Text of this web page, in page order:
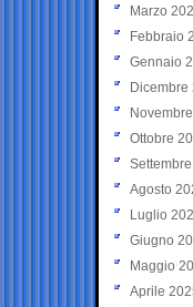
Marzo
Febbraio
Gennaio
Dicembre
Ottobre
Agosto
Luglio
Giugno
Maggio
Aprile